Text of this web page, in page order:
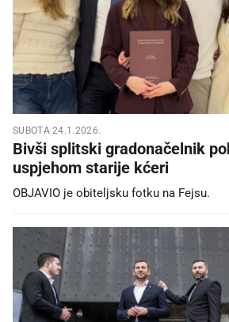
SUBOTA 24.1.2026.
Bivši splitski gradonačelnik
uspjehom starije kćeri
OBJAVIO je obiteljsku fotku na Fejsu.